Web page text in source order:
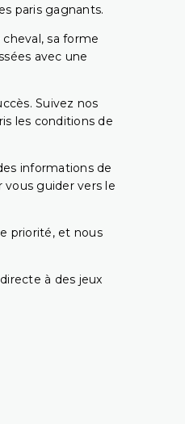
paris gagnants.
sa forme
avec une
Suivez nos
les conditions de
informations de
vous guider vers le
priorité, et nous
à des jeux